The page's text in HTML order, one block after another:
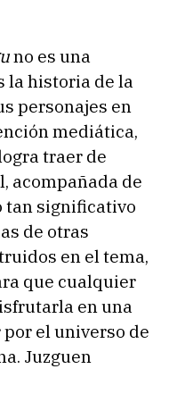
no es una
la historia de la
personajes en
mediática,
traer de
acompañada de
tan significativo
de otras
en el tema,
que cualquier
en una
el universo de
Juzguen